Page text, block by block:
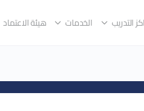
التدريب الخدمات هيئة الاعتماد